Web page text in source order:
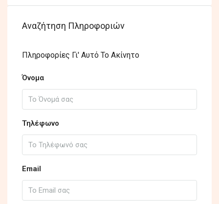
Αναζήτηση Πληροφοριών
Πληροφορίες Γι' Αυτό Το Ακίνητο
Όνομα
Τηλέφωνο
Email